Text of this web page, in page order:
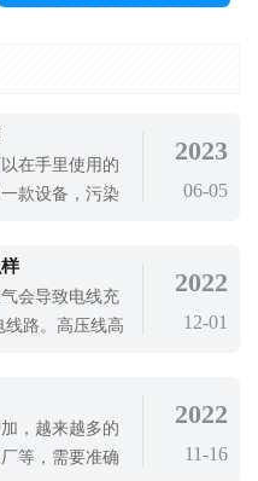
在手里使用的
款设备，污染
和环境污染的
壁纸、家用电
可以
2023
06-05
会导致电线充
路。高压线高
输电线路微气
全
2022
12-01
，越来越多的
等，需要准确
2022
11-16